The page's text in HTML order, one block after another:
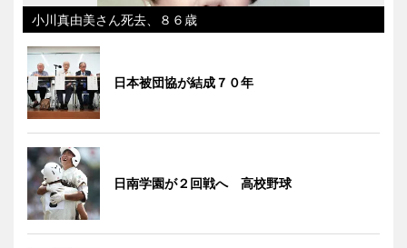
小川真由美さん死去、８６歳
日本被団協が結成７０年
日南学園が２回戦へ 高校野球